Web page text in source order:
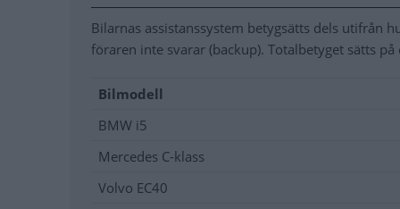
Bilarnas assistanssystem betygsätts dels utifrån
föraren inte svarar (backup). Totalbetyget sätts på
Bilmodell
BMW i5
Mercedes C-klass
Volvo EC40